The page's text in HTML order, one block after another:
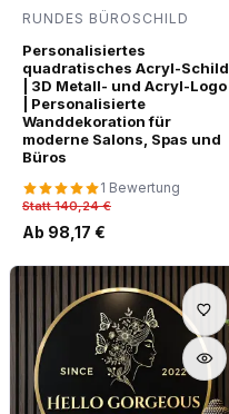
RUNDES BÜROSCHILD
Personalisiertes
quadratisches Acryl-Schild
| 3D Metall- und Acryl-Logo
| Personalisierte
Wanddekoration für
moderne Salons, Spas und
Büros
1 Bewertung
Statt 140,24 €
Ab 98,17 €